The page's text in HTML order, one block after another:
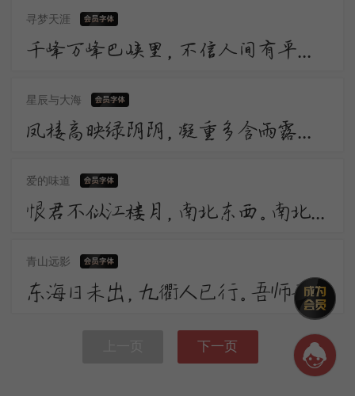
寻梦天涯
千峰万峰巴峡里，不信人间有平地。渚宫回望水连天，却疑平地元无山。山川相迎复相送，转头变灭都如梦。
星辰与大海
凤楼高映绿阴阴，凝重多含雨露深。 莫谓一枝柔软力，几曾牵破别离心。 馆娃宫畔响廊前，依托吴王养翠烟。
爱的味道
恨君不似江楼月，南北东西。南北东西。只有相随无别离。恨君却似江楼月，暂满还亏。暂满还亏。待得团团是几时。
青山远影
东海日未出，九衢人已行。吾师无事坐，苔藓入门生。 雨过闲花落，风来古木声。天台频说法，石壁欠题名。
下一页